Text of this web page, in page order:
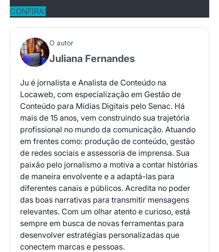
CONFIRA!
O autor
Juliana Fernandes
Ju é jornalista e Analista de Conteúdo na
Locaweb, com especialização em Gestão de
Conteúdo para Mídias Digitais pelo Senac. Há
mais de 15 anos, vem construindo sua trajetória
profissional no mundo da comunicação. Atuando
em frentes como: produção de conteúdo, gestão
de redes sociais e assessoria de imprensa. Sua
paixão pelo jornalismo a motiva a contar histórias
de maneira envolvente e a adaptá-las para
diferentes canais e públicos. Acredita no poder
das boas narrativas para transmitir mensagens
relevantes. Com um olhar atento e curioso, está
sempre em busca de novas ferramentas para
desenvolver estratégias personalizadas que
conectem marcas e pessoas.